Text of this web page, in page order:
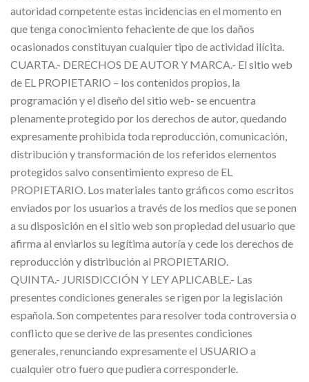
autoridad competente estas incidencias en el momento en
que tenga conocimiento fehaciente de que los daños
ocasionados constituyan cualquier tipo de actividad ilícita.
CUARTA.- DERECHOS DE AUTOR Y MARCA.- El sitio web
de EL PROPIETARIO – los contenidos propios, la
programación y el diseño del sitio web- se encuentra
plenamente protegido por los derechos de autor, quedando
expresamente prohibida toda reproducción, comunicación,
distribución y transformación de los referidos elementos
protegidos salvo consentimiento expreso de EL
PROPIETARIO. Los materiales tanto gráficos como escritos
enviados por los usuarios a través de los medios que se ponen
a su disposición en el sitio web son propiedad del usuario que
afirma al enviarlos su legítima autoría y cede los derechos de
reproducción y distribución al PROPIETARIO.
QUINTA.- JURISDICCIÓN Y LEY APLICABLE.- Las
presentes condiciones generales se rigen por la legislación
española. Son competentes para resolver toda controversia o
conflicto que se derive de las presentes condiciones
generales, renunciando expresamente el USUARIO a
cualquier otro fuero que pudiera corresponderle.